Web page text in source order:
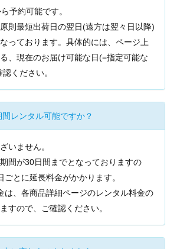
予約可能です。
則最短出荷日の翌日(遠方は翌々日以降)
っております。具体的には、ページ上
、現在のお届け可能な日(=指定可能な
ください。
レンタル可能ですか？
いません。
間が30日間までとなっておりますの
ごとに延長料金がかかります。
は、各商品詳細ページのレンタル料金の
すので、ご確認ください。